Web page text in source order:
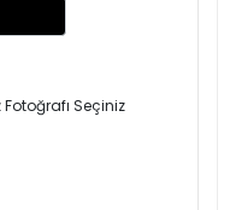
Seçiniz